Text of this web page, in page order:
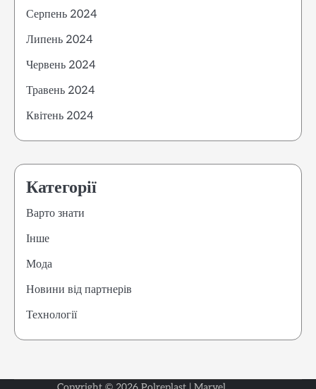
Серпень 2024
Липень 2024
Червень 2024
Травень 2024
Квітень 2024
Категорії
Варто знати
Інше
Мода
Новини від партнерів
Технології